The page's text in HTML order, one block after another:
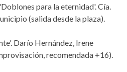
para la eternidad'. Cía.
(salida desde la plaza).
Darío Hernández, Irene
recomendada +16).